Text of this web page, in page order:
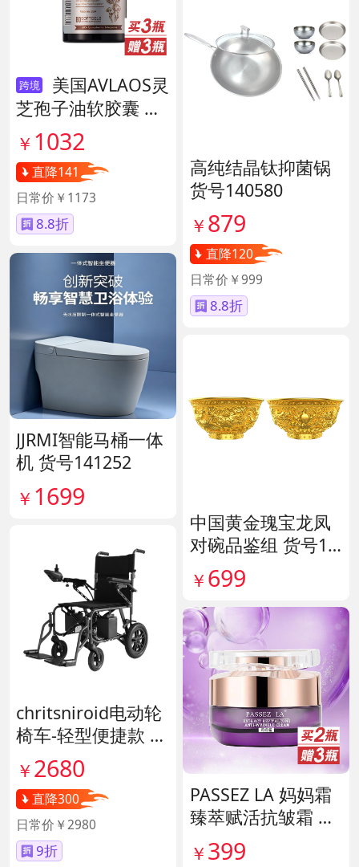
跨境
美国AVLAOS灵
芝孢子油软胶囊 货
号139605
￥ 1032
直降141
日常价￥1173
8.8折
JJRMI智能马桶一体
机 货号141252
￥ 1699
chritsniroid电动轮
椅车-轻型便捷款 货
号140671
￥ 2680
直降300
日常价￥2980
9折
高纯结晶钛抑菌锅
货号140580
￥ 879
直降120
日常价￥999
8.8折
中国黄金瑰宝龙凤
对碗品鉴组 货号14
0563
￥ 699
PASSEZ LA 妈妈霜
臻萃赋活抗皱霜 货
号137759
￥ 399